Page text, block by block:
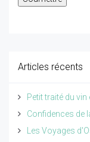
Articles récents
Petit traité du
Confidences de
Les Voyages